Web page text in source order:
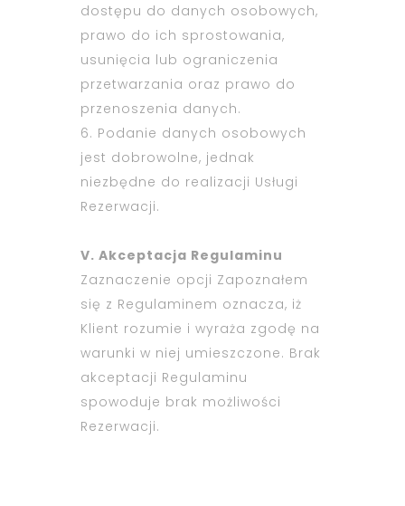
dostępu do danych osobowych,
prawo do ich sprostowania,
usunięcia lub ograniczenia
przetwarzania oraz prawo do
przenoszenia danych.
6. Podanie danych osobowych
jest dobrowolne, jednak
niezbędne do realizacji Usługi
Rezerwacji.
V. Akceptacja Regulaminu
Zaznaczenie opcji Zapoznałem
się z Regulaminem oznacza, iż
Klient rozumie i wyraża zgodę na
warunki w niej umieszczone. Brak
akceptacji Regulaminu
spowoduje brak możliwości
Rezerwacji.